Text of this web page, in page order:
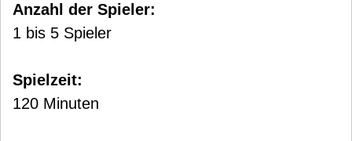
Anzahl der Spieler:
1 bis 5 Spieler
Spielzeit:
120 Minuten